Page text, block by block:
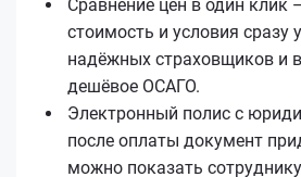
Сравнение цен в один клик
стоимость и условия сразу
надёжных страховщиков и
дешёвое ОСАГО.
Электронный полис с
после оплаты документ
можно показать